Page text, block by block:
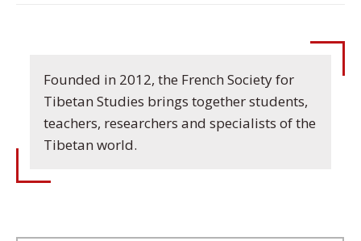
Founded in 2012, the French Society for
Tibetan Studies brings together students,
teachers, researchers and specialists of the
Tibetan world.